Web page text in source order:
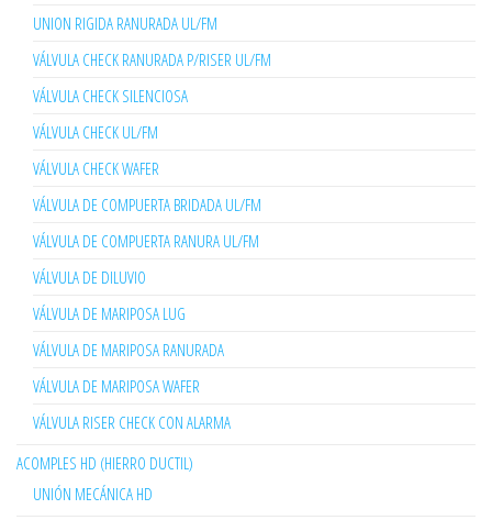
UNION RIGIDA RANURADA UL/FM
VÁLVULA CHECK RANURADA P/RISER UL/FM
VÁLVULA CHECK SILENCIOSA
VÁLVULA CHECK UL/FM
VÁLVULA CHECK WAFER
VÁLVULA DE COMPUERTA BRIDADA UL/FM
VÁLVULA DE COMPUERTA RANURA UL/FM
VÁLVULA DE DILUVIO
VÁLVULA DE MARIPOSA LUG
VÁLVULA DE MARIPOSA RANURADA
VÁLVULA DE MARIPOSA WAFER
VÁLVULA RISER CHECK CON ALARMA
ACOMPLES HD (HIERRO DUCTIL)
UNIÓN MECÁNICA HD